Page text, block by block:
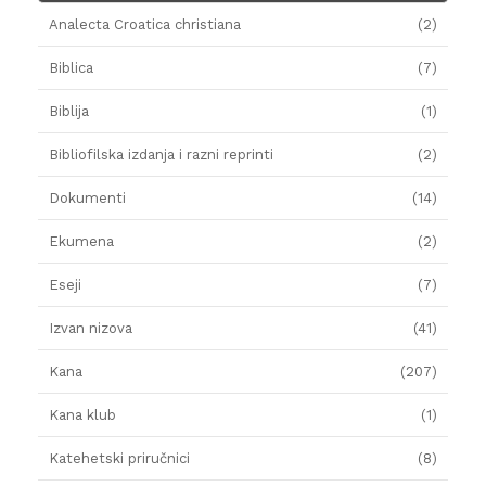
Analecta Croatica christiana (2)
Biblica (7)
Biblija (1)
Bibliofilska izdanja i razni reprinti (2)
Dokumenti (14)
Ekumena (2)
Eseji (7)
Izvan nizova (41)
Kana (207)
Kana klub (1)
Katehetski priručnici (8)